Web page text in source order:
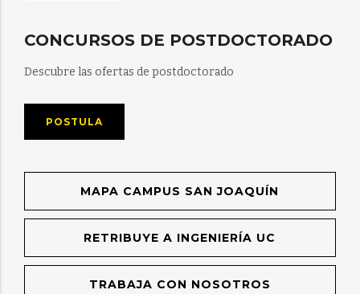
CONCURSOS DE POSTDOCTORADO
Descubre las ofertas de postdoctorado
POSTULA
MAPA CAMPUS SAN JOAQUÍN
RETRIBUYE A INGENIERÍA UC
TRABAJA CON NOSOTROS